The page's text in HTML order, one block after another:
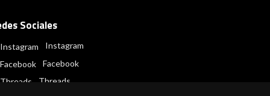
Sociales
Instagram
Facebook
Threads